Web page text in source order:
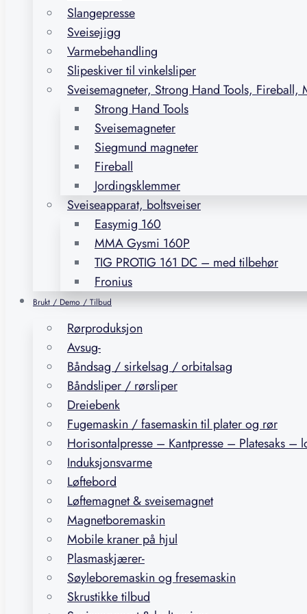
Slangepresse
Sveisejigg
Varmebehandling
Slipeskiver til vinkelsliper
Sveisemagneter, Strong Hand Tools, Fireball,
Strong Hand Tools
Sveisemagneter
Siegmund magneter
Fireball
Jordingsklemmer
Sveiseapparat, boltsveiser
Easymig 160
MMA Gysmi 160P
TIG PROTIG 161 DC – med tilbehør
Fronius
Brukt / Demo / Tilbud
Rørproduksjon
Avsug-
Båndsag / sirkelsag / orbitalsag
Båndsliper / rørsliper
Dreiebenk
Fugemaskin / fasemaskin til plater og rør
Horisontalpresse – Kantpresse – Platesaks –
Induksjonsvarme
Løftebord
Løftemagnet & sveisemagnet
Magnetboremaskin
Mobile kraner på hjul
Plasmaskjærer-
Søyleboremaskin og fresemaskin
Skrustikke tilbud